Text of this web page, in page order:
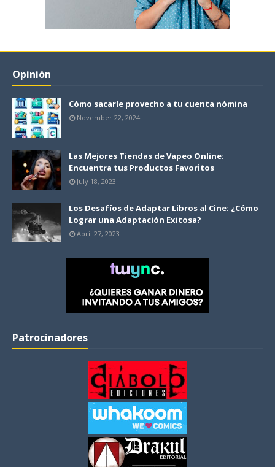
Opinión
Cómo sacarle provecho a tu cuenta nómina
November 22, 2024
Las Mejores Tiendas de Vapeo Online:
Encuentra tus Productos Favoritos
July 18, 2023
Los Desafíos de Adaptar Libros al Cine: ¿Cómo
Lograr una Adaptación Exitosa?
April 27, 2023
Patrocinadores